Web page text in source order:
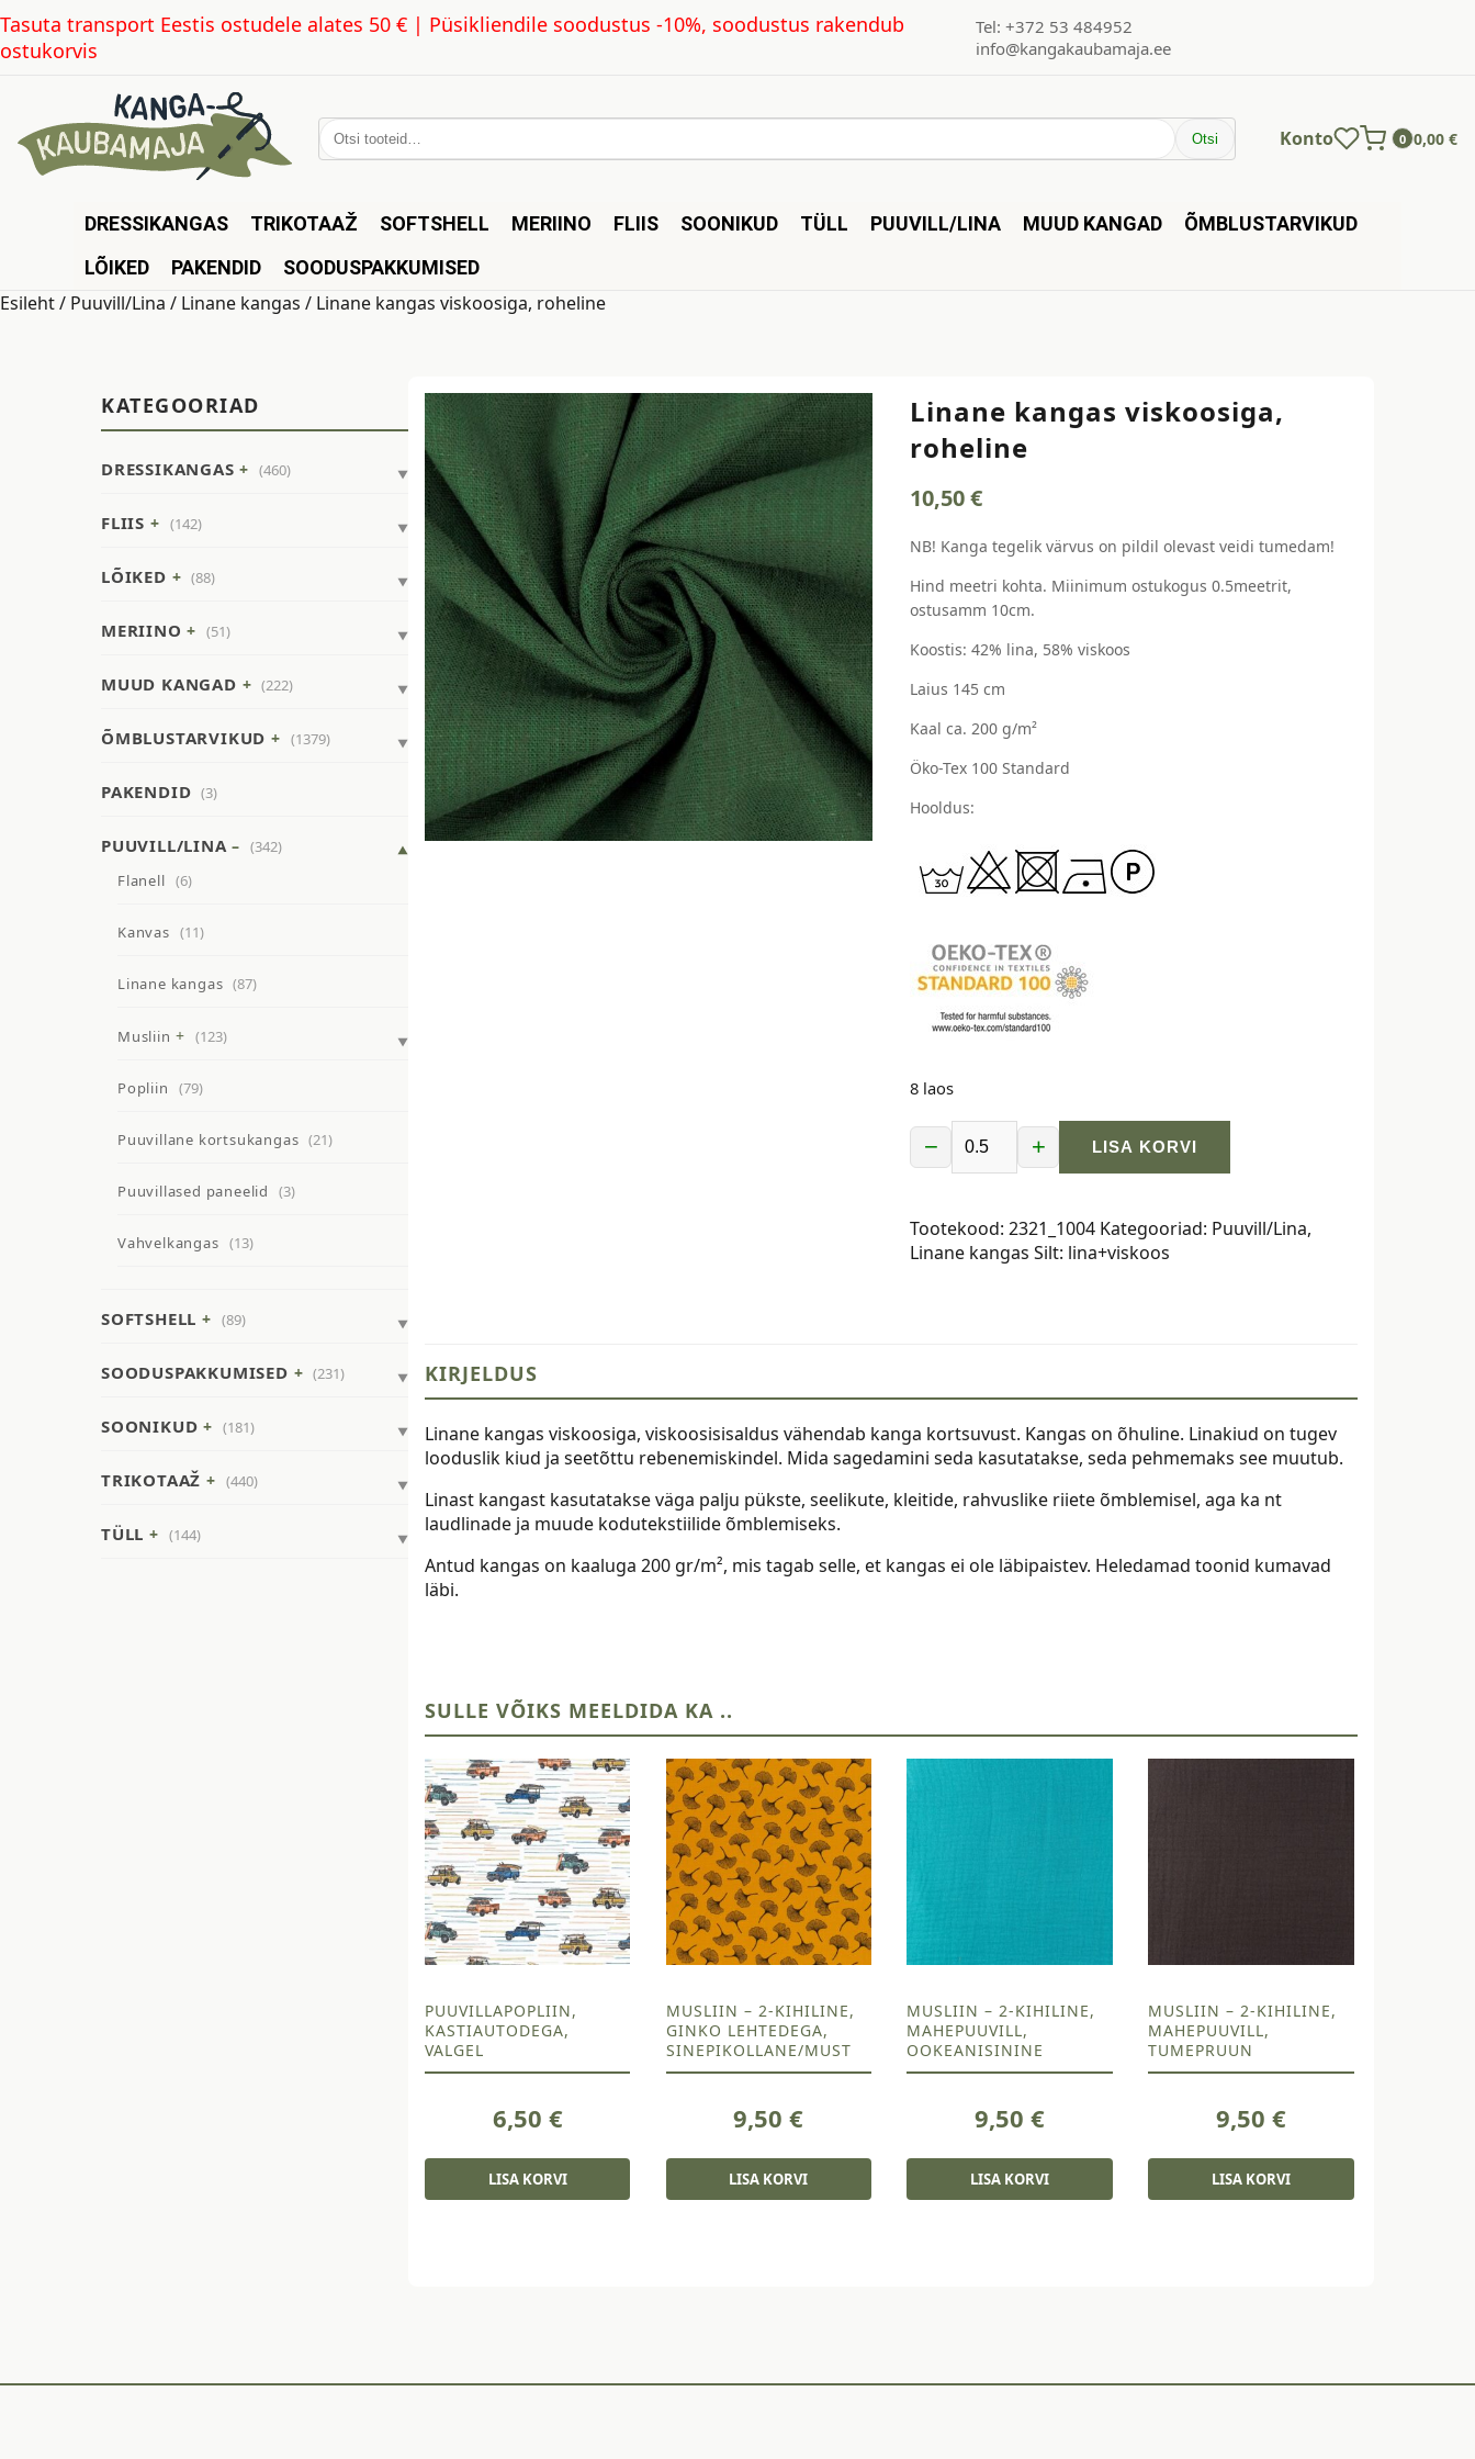
Tasuta transport Eestis ostudele alates 50 € | Püsikliendile soodustus -10%, soodustus rakendub
ostukorvis
Tel: +372 53 484952
info@kangakaubamaja.ee
Otsi: Otsi Konto 0 0,00 €
DRESSIKANGAS TRIKOTAAŽ SOFTSHELL MERIINO FLIIS SOONIKUD TÜLL PUUVILL/LINA MUUD KANGAD
ÕMBLUSTARVIKUD
LÕIKED
PAKENDID SOODUSPAKKUMISED
Esileht/ Puuvill/Lina / Linane kangas / Linane kangas viskoosiga, roheline
KATEGOORIAD
DRESSIKANGAS (460)
FLIIS (142)
LÕIKED (88)
MERIINO (51)
MUUD KANGAD (222)
ÕMBLUSTARVIKUD (1379)
PAKENDID (3)
PUUVILL/LINA
(342)
Flanell (6)
Kanvas (11)
Linane kangas (87)
Musliin (123)
Popliin (79)
Puuvillane kortsukangas (21)
Puuvillased paneelid (3)
Vahvelkangas (13)
SOFTSHELL (89)
SOODUSPAKKUMISED (231)
SOONIKUD (181)
TRIKOTAAŽ (440)
TÜLL (144)
Linane kangas viskoosiga,
roheline
10,50€
NB! Kanga tegelik värvus on pildil olevast veidi tumedam!
Hind meetri kohta. Miinimum ostukogus 0.5meetrit,
ostusamm 10cm.
Koostis: 42% lina, 58% viskoos
Laius 145 cm
Kaal ca. 200 g/m²
Öko-Tex 100 Standard
Hooldus:
8 laos
−
kangas
roheline
kogus
+ LISA KORVI
Tootekood: 2321_1004 Kategooriad: Puuvill/Lina,
Linane kangas Silt: lina+viskoos
KIRJELDUS
Linane kangas viskoosiga, viskoosisisaldus vähendab kanga kortsuvust. Kangas on õhuline. Linakiud on tugev
looduslik kiud ja seetõttu rebenemiskindel. Mida sagedamini seda kasutatakse, seda pehmemaks see muutub.
Linast kangast kasutatakse väga palju pükste, seelikute, kleitide, rahvuslike riiete õmblemisel, aga ka nt
laudlinade ja muude kodutekstiilide õmblemiseks.
Antud kangas on kaaluga 200 gr/m², mis tagab selle, et kangas ei ole läbipaistev. Heledamad toonid kumavad
läbi.
SULLE VÕIKS MEELDIDA KA ..
PUUVILLAPOPLIIN,
KASTIAUTODEGA,
VALGEL
6,50 €
LISA KORVI
MUSLIIN – 2-KIHILINE,
GINKO LEHTEDEGA,
SINEPIKOLLANE/MUST
9,50€
LISA KORVI
MUSLIIN – 2-KIHILINE,
MAHEPUUVILL,
OOKEANISININE
9,50€
LISA KORVI
MUSLIIN – 2-KIHILINE,
MAHEPUUVILL,
TUMEPRUUN
9,50 €
LISA KORVI